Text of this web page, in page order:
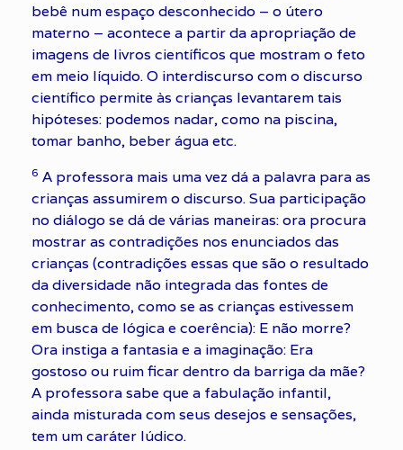
bebê num espaço desconhecido – o útero
materno – acontece a partir da apropriação de
imagens de livros científicos que mostram o feto
em meio líquido. O interdiscurso com o discurso
científico permite às crianças levantarem tais
hipóteses: podemos nadar, como na piscina,
tomar banho, beber água etc.
6 A professora mais uma vez dá a palavra para as
crianças assumirem o discurso. Sua participação
no diálogo se dá de várias maneiras: ora procura
mostrar as contradições nos enunciados das
crianças (contradições essas que são o resultado
da diversidade não integrada das fontes de
conhecimento, como se as crianças estivessem
em busca de lógica e coerência): E não morre?
Ora instiga a fantasia e a imaginação: Era
gostoso ou ruim ficar dentro da barriga da mãe?
A professora sabe que a fabulação infantil,
ainda misturada com seus desejos e sensações,
tem um caráter lúdico.